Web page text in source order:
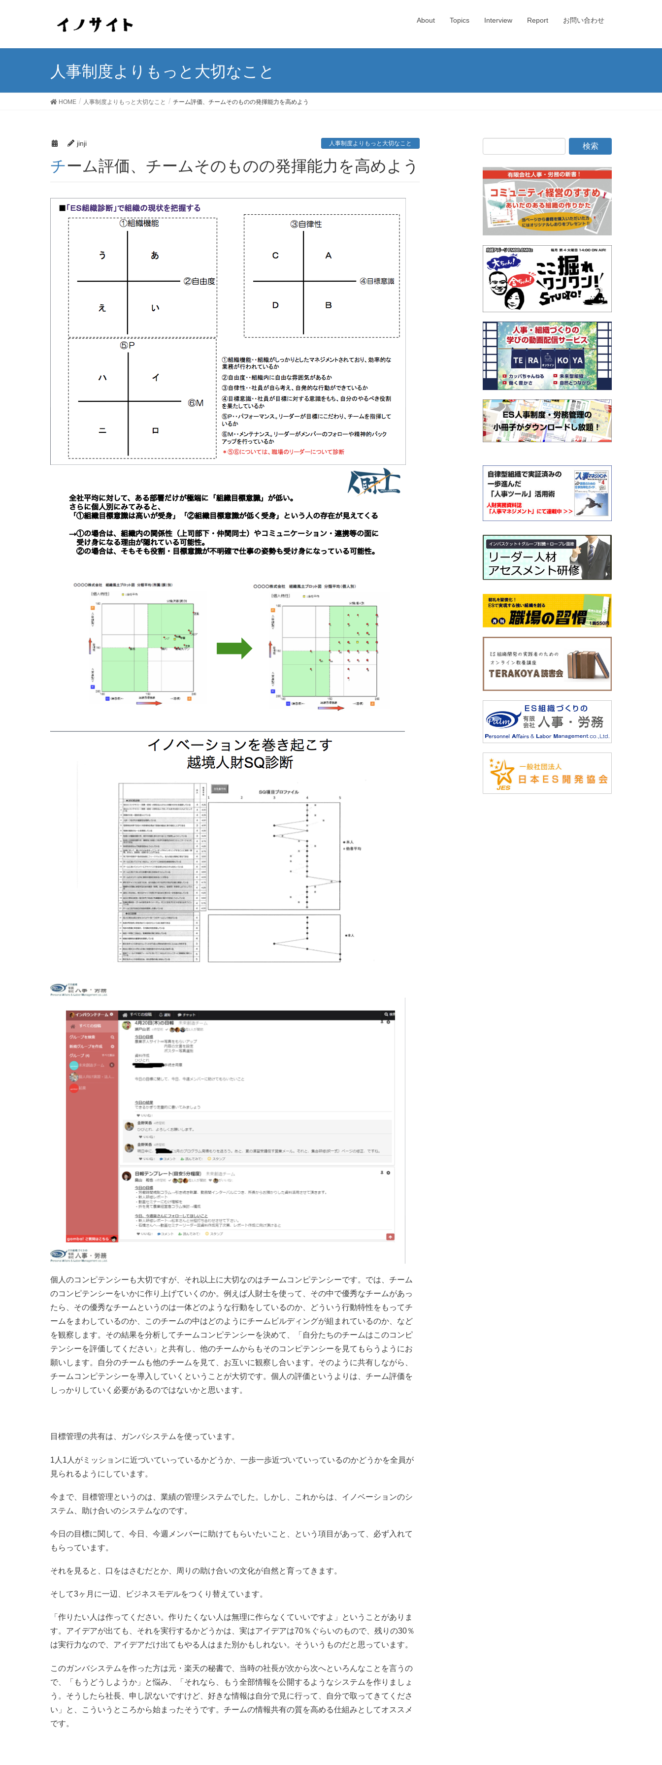
About Topics Interview Report お問い合わせ
人事制度よりもっと大切なこと
HOME 人事制度よりもっと大切なこと チーム評価、チームそのものの発揮能力を高めよう
jinji 人事制度よりもっと大切なこと
チーム評価、チームそのものの発揮能力を高めよう
個人のコンピテンシーも大切ですが、それ以上に大切なのはチームコンピテンシーです。では、チーム
のコンピテンシーをいかに作り上げていくのか。例えば人財士を使って、その中で優秀なチームがあっ
たら、その優秀なチームというのは一体どのような行動をしているのか、どういう行動特性をもってチ
ームをまわしているのか、このチームの中はどのようにチームビルディングが組まれているのか、など
を観察します。その結果を分析してチームコンピテンシーを決めて、「自分たちのチームはこのコンピ
テンシーを評価してください」と共有し、他のチームからもそのコンピテンシーを見てもらうようにお
願いします。自分のチームも他のチームを見て、お互いに観察し合います。そのように共有しながら、
チームコンピテンシーを導入していくということが大切です。個人の評価というよりは、チーム評価を
しっかりしていく必要があるのではないかと思います。
目標管理の共有は、ガンバシステムを使っています。
1人1人がミッションに近づいていっているかどうか、一歩一歩近づいていっているのかどうかを全員が
見られるようにしています。
今まで、目標管理というのは、業績の管理システムでした。しかし、これからは、イノベーションのシ
ステム、助け合いのシステムなのです。
今日の目標に関して、今日、今週メンバーに助けてもらいたいこと、という項目があって、必ず入れて
もらっています。
それを見ると、口をはさむだとか、周りの助け合いの文化が自然と育ってきます。
そして3ヶ月に一辺、ビジネスモデルをつくり替えています。
「作りたい人は作ってください。作りたくない人は無理に作らなくていいですよ」ということがありま
す。アイデアが出ても、それを実行するかどうかは、実はアイデアは70％ぐらいのもので、残りの30％
は実行力なので、アイデアだけ出てもやる人はまた別かもしれない。そういうものだと思っています。
このガンバシステムを作った方は元・楽天の秘書で、当時の社長が次から次へといろんなことを言うの
で、「もうどうしようか」と悩み、「それなら、もう全部情報を公開するようなシステムを作りましょ
う。そうしたら社長、申し訳ないですけど、好きな情報は自分で見に行って、自分で取ってきてくださ
い」と、こういうところから始まったそうです。チームの情報共有の質を高める仕組みとしてオススメ
です。